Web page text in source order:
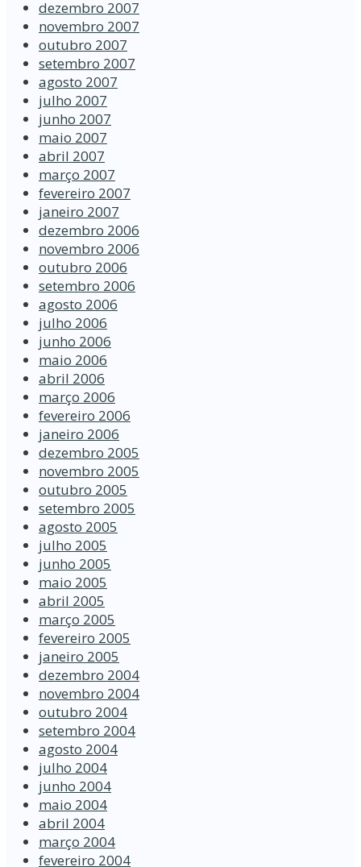
dezembro 2007
novembro 2007
outubro 2007
setembro 2007
agosto 2007
julho 2007
junho 2007
maio 2007
abril 2007
março 2007
fevereiro 2007
janeiro 2007
dezembro 2006
novembro 2006
outubro 2006
setembro 2006
agosto 2006
julho 2006
junho 2006
maio 2006
abril 2006
março 2006
fevereiro 2006
janeiro 2006
dezembro 2005
novembro 2005
outubro 2005
setembro 2005
agosto 2005
julho 2005
junho 2005
maio 2005
abril 2005
março 2005
fevereiro 2005
janeiro 2005
dezembro 2004
novembro 2004
outubro 2004
setembro 2004
agosto 2004
julho 2004
junho 2004
maio 2004
abril 2004
março 2004
fevereiro 2004